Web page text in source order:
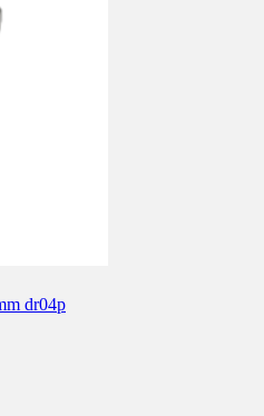
dr04p